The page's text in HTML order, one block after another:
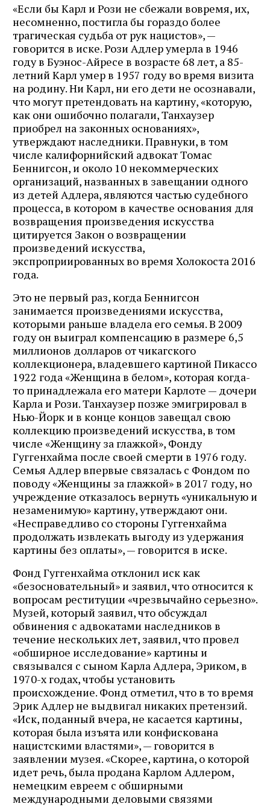
«Если бы Карл и Рози не сбежали вовремя, их,
несомненно, постигла бы гораздо более
трагическая судьба от рук нацистов», —
говорится в иске. Рози Адлер умерла в 1946
году в Буэнос-Айресе в возрасте 68 лет, а 85-
летний Карл умер в 1957 году во время визита
на родину. Ни Карл, ни его дети не осознавали,
что могут претендовать на картину, «которую,
как они ошибочно полагали, Танхаузер
приобрел на законных основаниях»,
утверждают наследники. Правнуки, в том
числе калифорнийский адвокат Томас
Беннигсон, и около 10 некоммерческих
организаций, названных в завещании одного
из детей Адлера, являются частью судебного
процесса, в котором в качестве основания для
возвращения произведения искусства
цитируется Закон о возвращении
произведений искусства,
экспроприированных во время Холокоста 2016
года.
Это не первый раз, когда Беннигсон
занимается произведениями искусства,
которыми раньше владела его семья. В 2009
году он выиграл компенсацию в размере 6,5
миллионов долларов от чикагского
коллекционера, владевшего картиной Пикассо
1922 года «Женщина в белом», которая когда-
то принадлежала его матери Карлоте — дочери
Карла и Рози. Танхаузер позже эмигрировал в
Нью-Йорк и в конце концов завещал свою
коллекцию произведений искусства, в том
числе «Женщину за глажкой», Фонду
Гуггенхайма после своей смерти в 1976 году.
Семья Адлер впервые связалась с Фондом по
поводу «Женщины за глажкой» в 2017 году, но
учреждение отказалось вернуть «уникальную и
незаменимую» картину, утверждают они.
«Несправедливо со стороны Гуггенхайма
продолжать извлекать выгоду из удержания
картины без оплаты», — говорится в иске.
Фонд Гуггенхайма отклонил иск как
«безосновательный» и заявил, что относится к
вопросам реституции «чрезвычайно серьезно».
Музей, который заявил, что обсуждал
обвинения с адвокатами наследников в
течение нескольких лет, заявил, что провел
«обширное исследование» картины и
связывался с сыном Карла Адлера, Эриком, в
1970-х годах, чтобы установить
происхождение. Фонд отметил, что в то время
Эрик Адлер не выдвигал никаких претензий.
«Иск, поданный вчера, не касается картины,
которая была изъята или конфискована
нацистскими властями», — говорится в
заявлении музея. «Скорее, картина, о которой
идет речь, была продана Карлом Адлером,
немецким евреем с обширными
международными деловыми связями